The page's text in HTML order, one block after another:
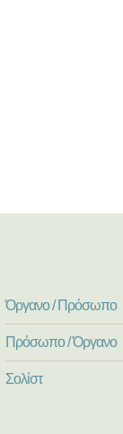
Όργανο / Πρόσωπο
Πρόσωπο / Όργανο
Σολίστ